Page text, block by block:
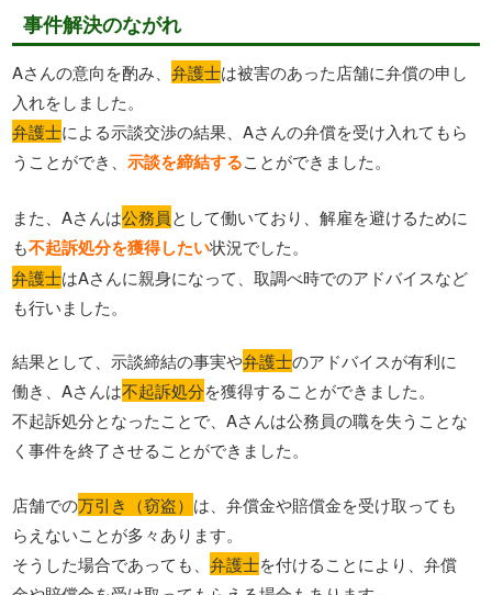
事件解決のながれ
Aさんの意向を酌み、弁護士は被害のあった店舗に弁償の申し
入れをしました。
弁護士による示談交渉の結果、Aさんの弁償を受け入れてもら
うことができ、示談を締結することができました。
また、Aさんは公務員として働いており、解雇を避けるために
も不起訴処分を獲得したい状況でした。
弁護士はAさんに親身になって、取調べ時でのアドバイスなど
も行いました。
結果として、示談締結の事実や弁護士のアドバイスが有利に
働き、Aさんは不起訴処分を獲得することができました。
不起訴処分となったことで、Aさんは公務員の職を失うことな
く事件を終了させることができました。
店舗での万引き（窃盗） は、弁償金や賠償金を受け取っても
らえないことが多々あります。
そうした場合であっても、弁護士を付けることにより、弁償